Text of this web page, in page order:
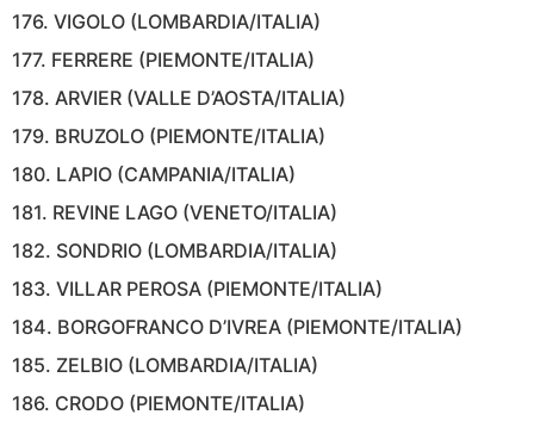
176. VIGOLO (LOMBARDIA/ITALIA)
177. FERRERE (PIEMONTE/ITALIA)
178. ARVIER (VALLE D’AOSTA/ITALIA)
179. BRUZOLO (PIEMONTE/ITALIA)
180. LAPIO (CAMPANIA/ITALIA)
181. REVINE LAGO (VENETO/ITALIA)
182. SONDRIO (LOMBARDIA/ITALIA)
183. VILLAR PEROSA (PIEMONTE/ITALIA)
184. BORGOFRANCO D’IVREA (PIEMONTE/ITALIA)
185. ZELBIO (LOMBARDIA/ITALIA)
186. CRODO (PIEMONTE/ITALIA)